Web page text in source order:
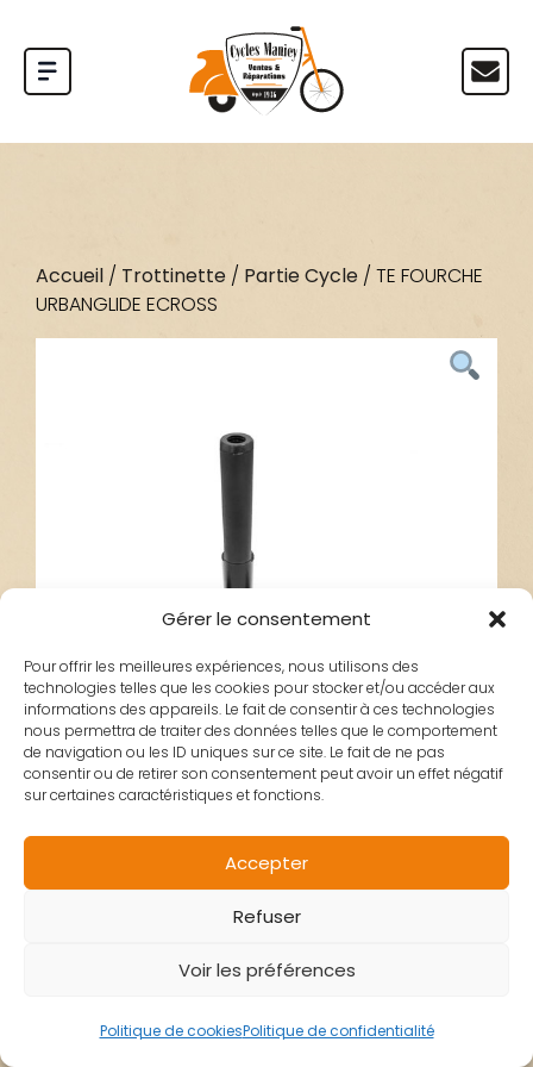
Gérer le consentement
Pour offrir les meilleures expériences, nous utilisons des
technologies telles que les cookies pour stocker et/ou accéder aux
informations des appareils. Le fait de consentir à ces technologies
nous permettra de traiter des données telles que le comportement
de navigation ou les ID uniques sur ce site. Le fait de ne pas
consentir ou de retirer son consentement peut avoir un effet négatif
sur certaines caractéristiques et fonctions.
Accepter
Refuser
Voir les préférences
Politique de cookiesPolitique de confidentialité
Accueil / Trottinette / Partie Cycle / TE FOURCHE
URBANGLIDE ECROSS
TE FOURCHE
URBANGLIDE ECROSS